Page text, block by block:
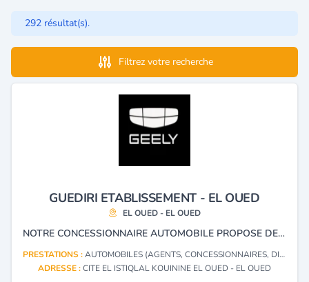
292 résultat(s).
Filtrez votre recherche
GUEDIRI ETABLISSEMENT - EL OUED
EL OUED - EL OUED
NOTRE CONCESSIONNAIRE AUTOMOBILE PROPOSE DES SERVICES DE VENTE ET D'APRES-VENTE AINSI QUE LA FOURNITURE DE PIECES DE RECHANGE LA MARQUE GEELY.
PRESTATIONS :AUTOMOBILES (AGENTS, CONCESSIONNAIRES, DISTRIBUTEURS)
ADRESSE :CITE EL ISTIQLAL KOUININE EL OUED - EL OUED